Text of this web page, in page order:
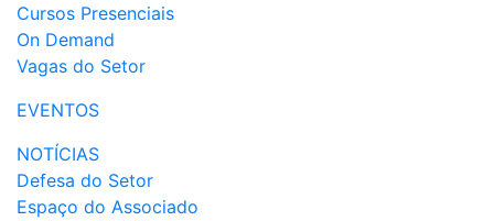
Cursos Presenciais
On Demand
Vagas do Setor
EVENTOS
NOTÍCIAS
Defesa do Setor
Espaço do Associado